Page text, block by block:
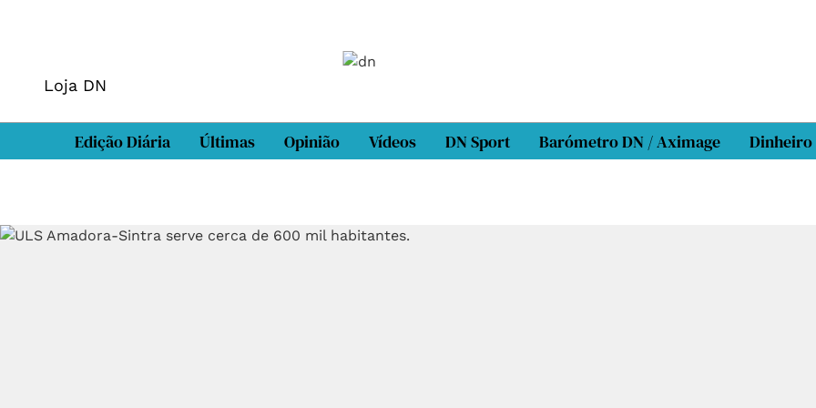
Loja DN
Edição Diária Últimas Opinião Vídeos DN Sport Barómetro DN / Aximage Dinheiro